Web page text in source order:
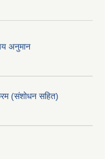
अनुमान
(संशोधन सहित)